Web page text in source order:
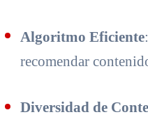
Algoritmo Eficiente
recomendar
Diversidad de